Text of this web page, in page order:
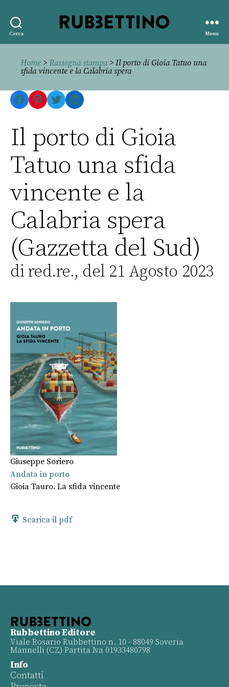
Cerca
editore
Menu
Home > Rassegna stampa> Il porto di Gioia Tatuo una
sfida vincente e la Calabria spera
Facebook
Pinterest
TwitterLinkedIn
Il porto di Gioia
Tatuo una sfida
vincente e la
Calabria spera
(Gazzetta del Sud)
di red.re., del 21 Agosto 2023
Giuseppe Soriero
Andata in porto
Gioia Tauro. La sfida vincente
Scarica il pdf
Rubbettino Editore
Viale Rosario Rubbettino n. 10 - 88049 Soveria
Mannelli (CZ) Partita Iva 01933480798
Info
Contatti